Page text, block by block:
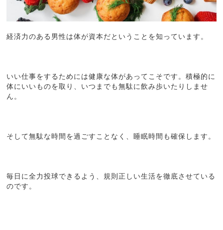
経済力のある男性は体が資本だということを知っています。
いい仕事をするためには健康な体があってこそです。積極的に
体にいいものを取り、いつまでも無駄に飲み歩いたりしませ
ん。
そして無駄な時間を過ごすことなく、睡眠時間も確保します。
毎日に全力投球できるよう、規則正しい生活を徹底させている
のです。